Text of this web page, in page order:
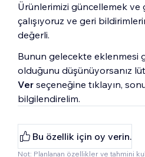
Ürünlerimizi güncellemek ve
çalışıyoruz ve geri
değerli.
Bunun gelecekte eklenmesi
olduğunu düşünüyorsanız
Ver seçeneğine tıklayın,
bilgilendirelim.
Bu özellik için oy verin.
Not: Planlanan özellikler ve tahmini